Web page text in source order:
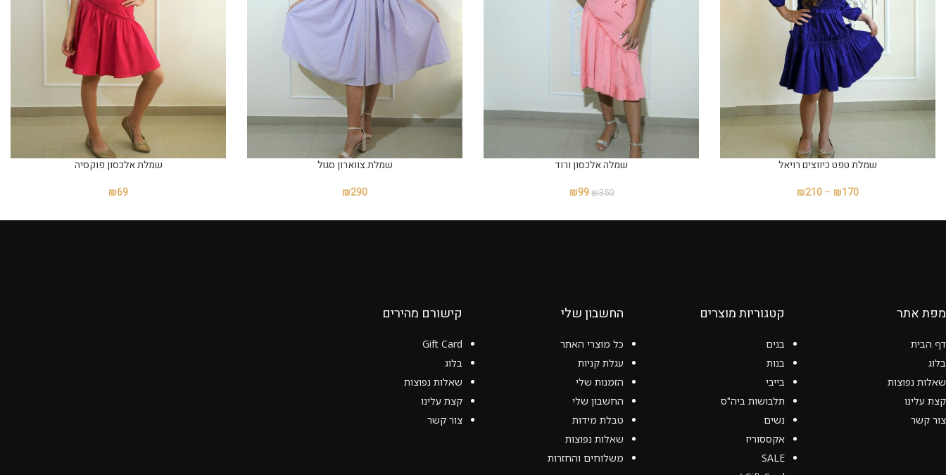
שמלת טפט כיווצים רויאל
₪170
–
₪210
שמלה אלכסון ורוד
₪350
₪99
שמלת צווארון סגול
₪290
שמלת אלכסון פוקסיה
₪69
מפת אתר
דף הבית
בלוג
שאלות נפוצות
קצת עלינו
צור קשר
קטגוריות מוצרים
בנים
בנות
בייבי
תלבושות ביה"ס
נשים
אקססוריז
SALE
החשבון שלי
כל מוצרי האתר
עגלת קניות
הזמנות שלי
החשבון שלי
טבלת מידות
שאלות נפוצות
משלוחים והחזרות
קישורם מהירים
Gift Card
בלוג
שאלות נפוצות
קצת עלינו
צור קשר